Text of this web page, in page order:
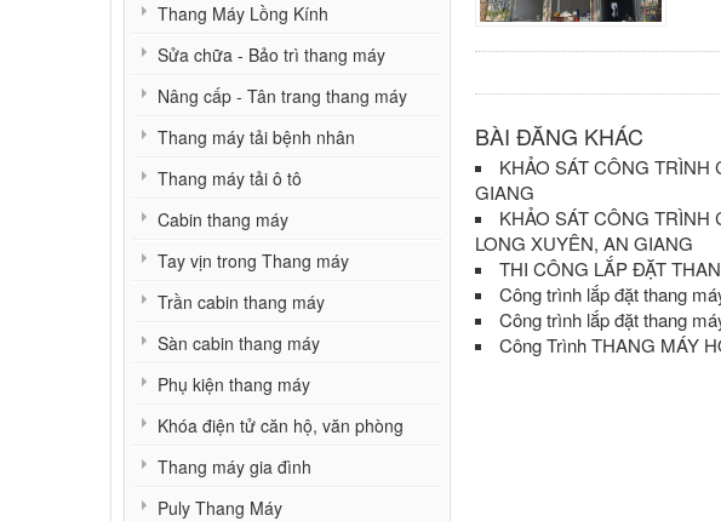
BÀI ĐĂNG KHÁC
KHẢO SÁT CÔNG TRÌNH
GIANG
KHẢO SÁT CÔNG
LONG XUYÊN, AN GIANG
THI CÔNG LẮP ĐẶT
Công trình lắp đặt thang
Công trình lắp đặt thang
Công Trình THANG MÁY
Thang Máy Lồng Kính
Sửa chữa - Bảo trì thang máy
Nâng cấp - Tân trang thang máy
Thang máy tải bệnh nhân
Thang máy tải ô tô
Cabin thang máy
Tay vịn trong Thang máy
Trần cabin thang máy
Sàn cabin thang máy
Phụ kiện thang máy
Khóa điện tử căn hộ, văn phòng
Thang máy gia đình
Puly Thang Máy